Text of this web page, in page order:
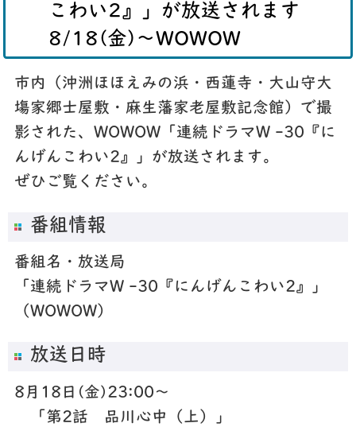
こわい2』」が放送されます
8/18(金)～WOWOW
市内（沖洲ほほえみの浜・西蓮寺・大山守大
塲家郷士屋敷・麻生藩家老屋敷記念館）で撮
影された、WOWOW「連続ドラマW -30『に
んげんこわい2』」が放送されます。
ぜひご覧ください。
番組情報
番組名・放送局
「連続ドラマW -30『にんげんこわい2』」
（WOWOW）
放送日時
8月18日(金)23:00～
「第2話 品川心中（上）」